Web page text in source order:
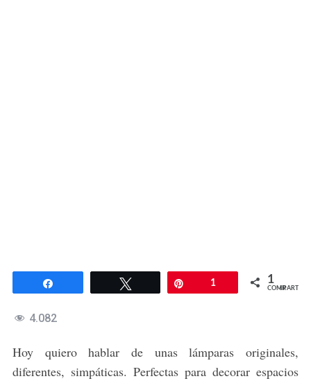
Twittear 1 1
COMPARTIR
4.082
Hoy quiero hablar de unas lámparas originales,
diferentes, simpáticas. Perfectas para decorar espacios